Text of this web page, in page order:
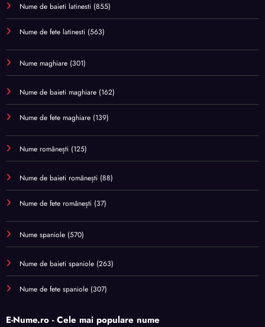
Nume de baieti latinesti (855)
Nume de fete latinesti (563)
Nume maghiare (301)
Nume de baieti maghiare (162)
Nume de fete maghiare (139)
Nume românești (125)
Nume de baieti românești (88)
Nume de fete românești (37)
Nume spaniole (570)
Nume de baieti spaniole (263)
Nume de fete spaniole (307)
E-Nume.ro - Cele mai populare nume